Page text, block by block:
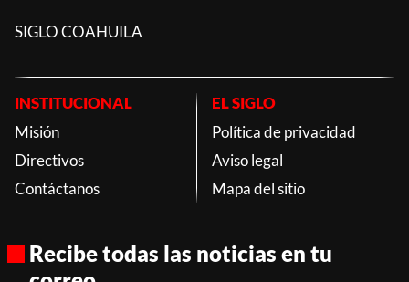
SIGLO COAHUILA
INSTITUCIONAL
Misión
Directivos
Contáctanos
EL SIGLO
Política de privacidad
Aviso legal
Mapa del sitio
Recibe todas las noticias en tu